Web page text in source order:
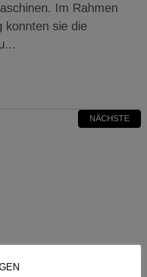
Im Rahmen
konnten sie die
NÄCHSTE